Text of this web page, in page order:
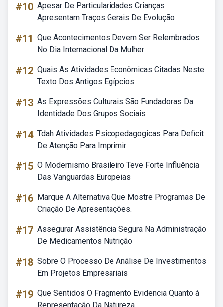
#10 Apesar De Particularidades Crianças
Apresentam Traços Gerais De Evolução
#11 Que Acontecimentos Devem Ser Relembrados
No Dia Internacional Da Mulher
#12 Quais As Atividades Econômicas Citadas Neste
Texto Dos Antigos Egípcios
#13 As Expressões Culturais São Fundadoras Da
Identidade Dos Grupos Sociais
#14 Tdah Atividades Psicopedagogicas Para Deficit
De Atenção Para Imprimir
#15 O Modernismo Brasileiro Teve Forte Influência
Das Vanguardas Europeias
#16 Marque A Alternativa Que Mostre Programas De
Criação De Apresentações.
#17 Assegurar Assistência Segura Na Administração
De Medicamentos Nutrição
#18 Sobre O Processo De Análise De Investimentos
Em Projetos Empresariais
#19 Que Sentidos O Fragmento Evidencia Quanto à
Representação Da Natureza